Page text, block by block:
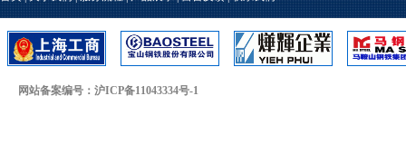
网站备案编号：沪ICP备11043334号-1